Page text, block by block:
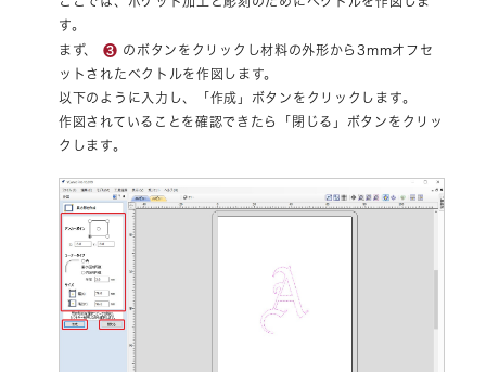
す。
まず、 ❸ のボタンをクリックし材料の外形から3mmオフセ
ットされたベクトルを作図します。
以下のように入力し、「作成」ボタンをクリックします。
作図されていることを確認できたら「閉じる」ボタンをクリッ
クします。